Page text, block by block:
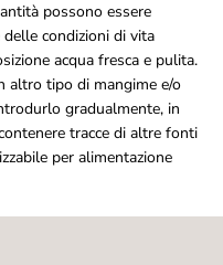
possono essere
condizioni di vita
acqua fresca e pulita.
altro tipo di mangime e/o
gradualmente, in
tracce di altre fonti
per alimentazione